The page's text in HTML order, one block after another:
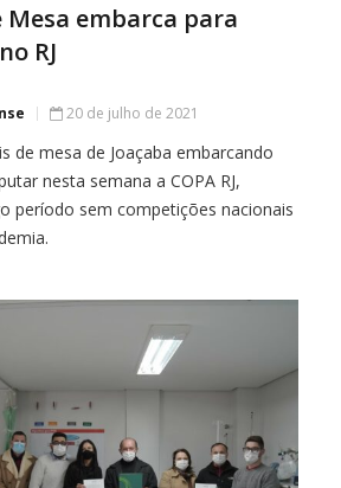
Mesa embarca para
RJ
20 de julho de 2021
de mesa de Joaçaba embarcando
nesta semana a COPA RJ,
período sem competições nacionais